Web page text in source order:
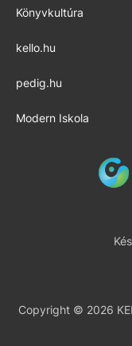
Könyvkultúra
kello.hu
pedig.hu
Modern Iskola
Copyright © 2026